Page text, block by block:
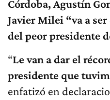
Córdoba, Agustín
Javier Milei “va a
del peor presidente
“Le van a dar el
presidente que
enfatizó en